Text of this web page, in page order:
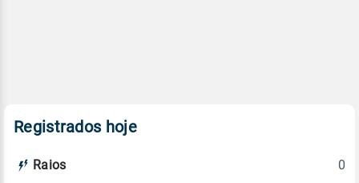
Registrados hoje
Raios 0